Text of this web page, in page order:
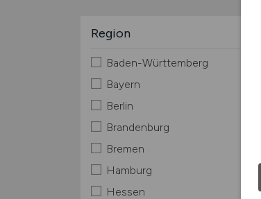
Region
Baden-Württemberg
Bayern
Berlin
Brandenburg
Bremen
Hamburg
Hessen